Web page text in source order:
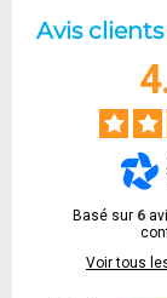
Avis
Basé sur 6
Voir tous